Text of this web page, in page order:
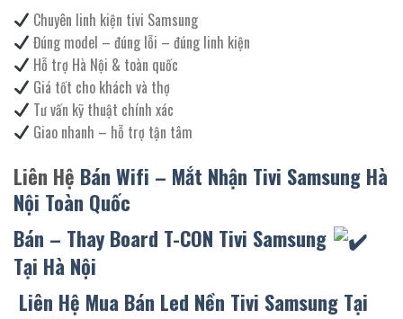
Chuyên linh kiện tivi Samsung
Đúng model – đúng lỗi – đúng linh kiện
Hỗ trợ Hà Nội & toàn quốc
Giá tốt cho khách và thợ
Tư vấn kỹ thuật chính xác
Giao nhanh – hỗ trợ tận tâm
Liên Hệ Bán Wifi – Mắt Nhận Tivi Samsung Hà
Nội Toàn Quốc
Bán – Thay Board T-CON Tivi Samsung
Tại Hà Nội
Liên Hệ Mua Bán Led Nền Tivi Samsung Tại